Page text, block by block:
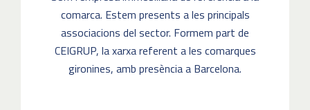
comarca. Estem presents a les principals
associacions del sector. Formem part de
CEIGRUP, la xarxa referent a les comarques
gironines, amb presència a Barcelona.